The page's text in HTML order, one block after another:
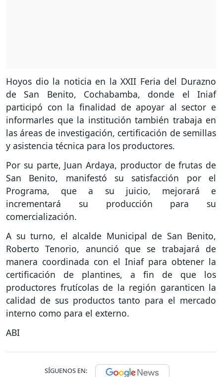
Hoyos dio la noticia en la XXII Feria del Durazno
de San Benito, Cochabamba, donde el Iniaf
participó con la finalidad de apoyar al sector e
informarles que la institución también trabaja en
las áreas de investigación, certificación de semillas
y asistencia técnica para los productores.
Por su parte, Juan Ardaya, productor de frutas de
San Benito, manifestó su satisfacción por el
Programa, que a su juicio, mejorará e
incrementará su producción para su
comercialización.
A su turno, el alcalde Municipal de San Benito,
Roberto Tenorio, anunció que se trabajará de
manera coordinada con el Iniaf para obtener la
certificación de plantines, a fin de que los
productores frutícolas de la región garanticen la
calidad de sus productos tanto para el mercado
interno como para el externo.
ABI
SÍGUENOS EN: